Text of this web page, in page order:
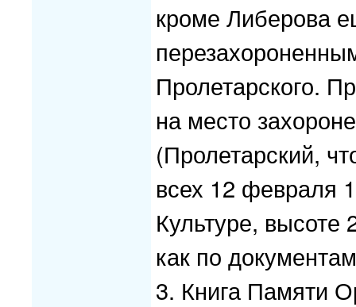
кроме Либерова
Пролетарского.
на место
(Пролетарский,
всех 12 февраля
Культуре, высоте
как по
3. Книга Памяти